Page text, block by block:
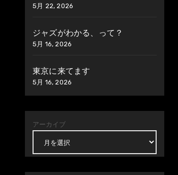
5月 22, 2026
ジャズがわかる、って？
5月 16, 2026
東京に来てます
5月 16, 2026
アーカイブ